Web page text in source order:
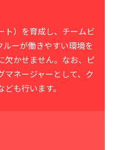
ト）を育成し、チームビ
ルーが働きやすい環境を
欠かせません。なお、ピ
マネージャーとして、ク
も行います。